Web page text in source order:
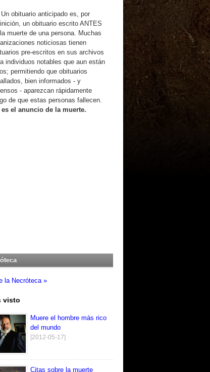
Un obituario anticipado es, por
un obituario escrito ANTES
muerte de una persona. Muchas
noticiosas tienen
pre-escritos en sus archivos
individuos notables que aun están
permitiendo que obituarios
bien informados - y
- aparezcan rápidamente
de que estas personas fallecen.
es el anuncio de la muerte.
la Necróteca »
visto
Muere el hombre más rico
del mundo
[2012-05-17]
Citas sobre la muerte